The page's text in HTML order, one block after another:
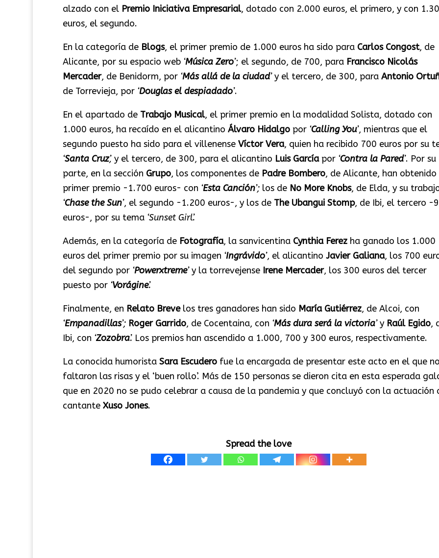
alzado con el Premio Iniciativa Empresarial, dotado con 2.000 euros, el primero, y con
euros, el segundo.
En la categoría de Blogs, el primer premio de 1.000 euros ha sido para Carlos Congost, de
Alicante, por su espacio web ‘Música Zero’; el segundo, de 700, para Francisco Nicolás
Mercader, de Benidorm, por ‘Más allá de la ciudad’y el tercero, de 300, para Antonio
de Torrevieja, por ‘Douglas el despiadado’.
En el apartado de Trabajo Musical, el primer premio en la modalidad Solista, dotado con
1.000 euros, ha recaído en el alicantino Álvaro Hidalgopor ‘Calling You’, mientras que el
segundo puesto ha sido para el villenense Víctor Vera, quien ha recibido 700 euros por su
‘Santa Cruz’, y el tercero, de 300, para el alicantino Luis Garcíapor ‘Contra la Pared’. Por su
parte, en la sección Grupo, los componentes de Padre Bombero, de Alicante, han obtenido
primer premio -1.700 euros- con ‘Esta Canción’;los de No More Knobs, de Elda, y su
‘Chase the Sun’, el segundo -1.200 euros-, y los de The Ubangui Stomp, de Ibi, el tercero -
euros-, por su tema ‘Sunset Girl’.
Además, en la categoría de Fotografía, la sanvicentina Cynthia Ferezha ganado los 1.000
euros del primer premio por su imagen ‘Ingrávido’, el alicantino Javier Galiana, los 700
del segundo por ‘Powerxtreme’y la torrevejense Irene Mercader, los 300 euros del tercer
puesto por ‘Vorágine’.
Finalmente, en Relato Brevelos tres ganadores han sido María Gutiérrez, de Alcoi, con
‘Empanadillas’; Roger Garrido, de Cocentaina, con ‘Más dura será la victoria’y Raúl Egido,
Ibi, con ‘Zozobra’.Los premios han ascendido a 1.000, 700 y 300 euros, respectivamente.
La conocida humorista Sara Escuderofue la encargada de presentar este acto en el que no
faltaron las risas y el ‘buen rollo’. Más de 150 personas se dieron cita en esta esperada
que en 2020 no se pudo celebrar a causa de la pandemia y que concluyó con la actuación
cantante Xuso Jones.
Spread the love